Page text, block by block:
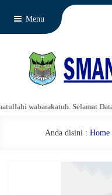
Menu
wabarakatuh. Selamat
Anda disini : Home